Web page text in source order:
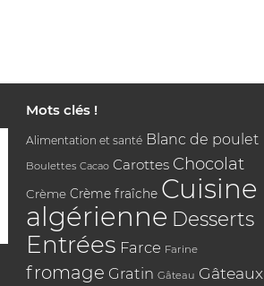
Mots clés !
Alimentation et santé Blanc de poulet
Boulettes Cacao Carottes Chocolat
Crème Crème fraîche Cuisine
algérienne Desserts
Entrées Farce Farine
fromage Gratin Gâteau Gâteaux